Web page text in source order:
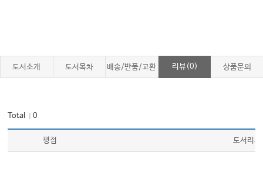
도서소개 도서목차 배송/반품/교환 리뷰(0) 상품문의
Total ｜0
평점 도서리뷰